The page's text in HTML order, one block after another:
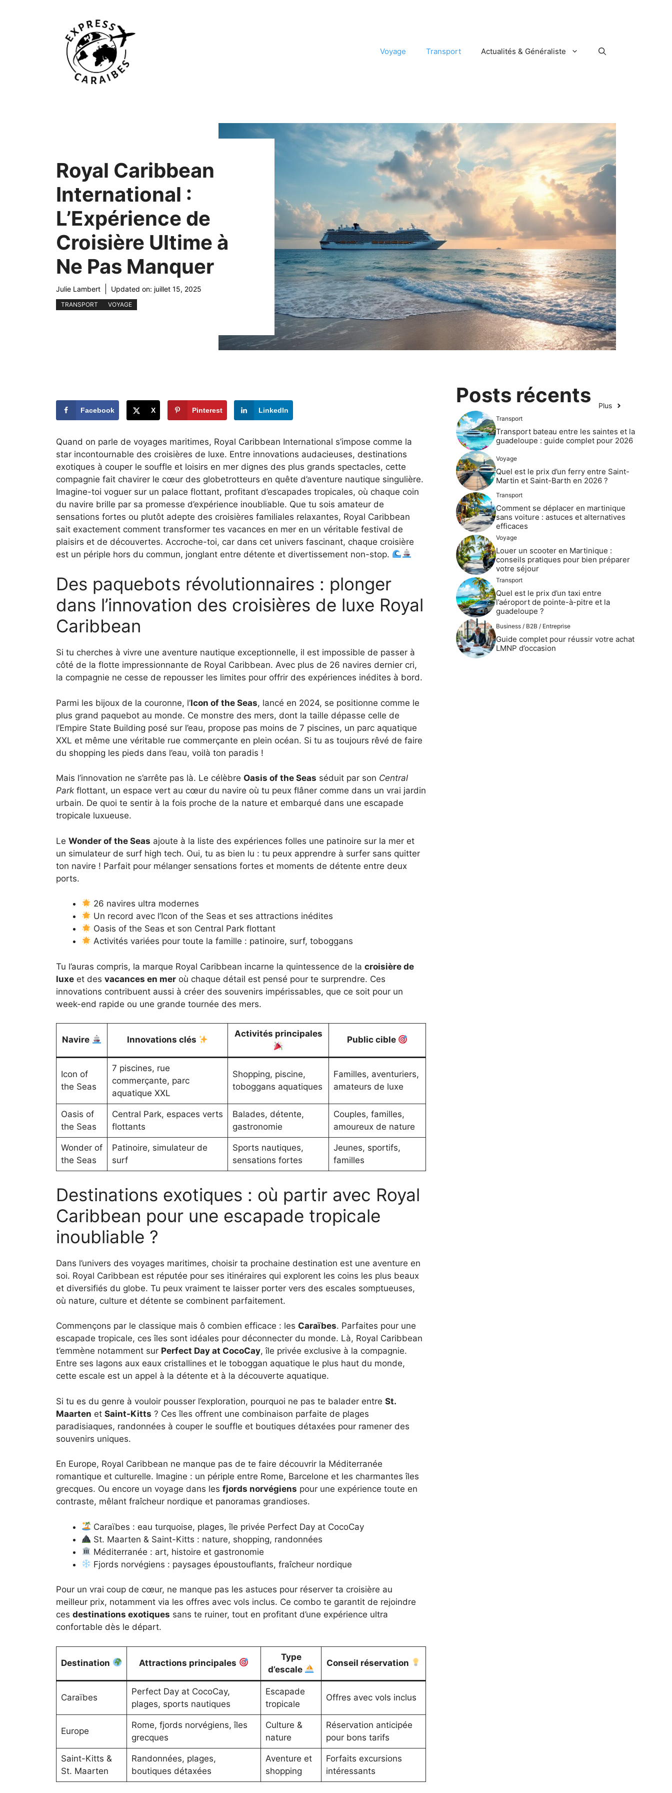
Voyage Transport Actualités & Généraliste
Royal Caribbean
International :
L’Expérience de
Croisière Ultime à
Ne Pas Manquer
Julie Lambert Updated on: juillet 15, 2025
TRANSPORT VOYAGE
Facebook X Pinterest LinkedIn
Quand on parle de voyages maritimes, Royal Caribbean International s’impose comme la
star incontournable des croisières de luxe. Entre innovations audacieuses, destinations
exotiques à couper le souffle et loisirs en mer dignes des plus grands spectacles, cette
compagnie fait chavirer le cœur des globetrotteurs en quête d’aventure nautique singulière.
Imagine-toi voguer sur un palace flottant, profitant d’escapades tropicales, où chaque coin
du navire brille par sa promesse d’expérience inoubliable. Que tu sois amateur de
sensations fortes ou plutôt adepte des croisières familiales relaxantes, Royal Caribbean
sait exactement comment transformer tes vacances en mer en un véritable festival de
plaisirs et de découvertes. Accroche-toi, car dans cet univers fascinant, chaque croisière
est un périple hors du commun, jonglant entre détente et divertissement non-stop.
Des paquebots révolutionnaires : plonger
dans l’innovation des croisières de luxe Royal
Caribbean
Si tu cherches à vivre une aventure nautique exceptionnelle, il est impossible de passer à
côté de la flotte impressionnante de Royal Caribbean. Avec plus de 26 navires dernier cri,
la compagnie ne cesse de repousser les limites pour offrir des expériences inédites à bord.
Parmi les bijoux de la couronne, l’Icon of the Seas, lancé en 2024, se positionne comme le
plus grand paquebot au monde. Ce monstre des mers, dont la taille dépasse celle de
l’Empire State Building posé sur l’eau, propose pas moins de 7 piscines, un parc aquatique
XXL et même une véritable rue commerçante en plein océan. Si tu as toujours rêvé de faire
du shopping les pieds dans l’eau, voilà ton paradis !
Mais l’innovation ne s’arrête pas là. Le célèbre Oasis of the Seas séduit par son Central
Park flottant, un espace vert au cœur du navire où tu peux flâner comme dans un vrai jardin
urbain. De quoi te sentir à la fois proche de la nature et embarqué dans une escapade
tropicale luxueuse.
Le Wonder of the Seas ajoute à la liste des expériences folles une patinoire sur la mer et
un simulateur de surf high tech. Oui, tu as bien lu : tu peux apprendre à surfer sans quitter
ton navire ! Parfait pour mélanger sensations fortes et moments de détente entre deux
ports.
26 navires ultra modernes
Un record avec l’Icon of the Seas et ses attractions inédites
Oasis of the Seas et son Central Park flottant
Activités variées pour toute la famille : patinoire, surf, toboggans
Tu l’auras compris, la marque Royal Caribbean incarne la quintessence de la croisière de
luxe et des vacances en mer où chaque détail est pensé pour te surprendre. Ces
innovations contribuent aussi à créer des souvenirs impérissables, que ce soit pour un
week-end rapide ou une grande tournée des mers.
Navire Innovations clés
Activités principales
Public cible
Icon of
the Seas
7 piscines, rue
commerçante, parc
aquatique XXL
Shopping, piscine,
toboggans aquatiques
Familles, aventuriers,
amateurs de luxe
Oasis of
the Seas
Central Park, espaces verts
flottants
Balades, détente,
gastronomie
Couples, familles,
amoureux de nature
Wonder of
the Seas
Patinoire, simulateur de
surf
Sports nautiques,
sensations fortes
Jeunes, sportifs,
familles
Destinations exotiques : où partir avec Royal
Caribbean pour une escapade tropicale
inoubliable ?
Dans l’univers des voyages maritimes, choisir ta prochaine destination est une aventure en
soi. Royal Caribbean est réputée pour ses itinéraires qui explorent les coins les plus beaux
et diversifiés du globe. Tu peux vraiment te laisser porter vers des escales somptueuses,
où nature, culture et détente se combinent parfaitement.
Commençons par le classique mais ô combien efficace : les Caraïbes. Parfaites pour une
escapade tropicale, ces îles sont idéales pour déconnecter du monde. Là, Royal Caribbean
t’emmène notamment sur Perfect Day at CocoCay, île privée exclusive à la compagnie.
Entre ses lagons aux eaux cristallines et le toboggan aquatique le plus haut du monde,
cette escale est un appel à la détente et à la découverte aquatique.
Si tu es du genre à vouloir pousser l’exploration, pourquoi ne pas te balader entre St.
Maarten et Saint-Kitts ? Ces îles offrent une combinaison parfaite de plages
paradisiaques, randonnées à couper le souffle et boutiques détaxées pour ramener des
souvenirs uniques.
En Europe, Royal Caribbean ne manque pas de te faire découvrir la Méditerranée
romantique et culturelle. Imagine : un périple entre Rome, Barcelone et les charmantes îles
grecques. Ou encore un voyage dans les fjords norvégiens pour une expérience toute en
contraste, mêlant fraîcheur nordique et panoramas grandioses.
Caraïbes : eau turquoise, plages, île privée Perfect Day at CocoCay
St. Maarten & Saint-Kitts : nature, shopping, randonnées
Méditerranée : art, histoire et gastronomie
Fjords norvégiens : paysages époustouflants, fraîcheur nordique
Pour un vrai coup de cœur, ne manque pas les astuces pour réserver ta croisière au
meilleur prix, notamment via les offres avec vols inclus. Ce combo te garantit de rejoindre
ces destinations exotiques sans te ruiner, tout en profitant d’une expérience ultra
confortable dès le départ.
Destination Attractions principales
Type
d’escale
Conseil réservation
Caraïbes
Perfect Day at CocoCay,
plages, sports nautiques
Escapade
tropicale
Offres avec vols inclus
Europe
Rome, fjords norvégiens, îles
grecques
Culture &
nature
Réservation anticipée
pour bons tarifs
Saint-Kitts &
St. Maarten
Randonnées, plages,
boutiques détaxées
Aventure et
shopping
Forfaits excursions
intéressants
Posts récents Plus
Transport
Transport bateau entre les saintes et la
guadeloupe : guide complet pour 2026
Voyage
Quel est le prix d’un ferry entre Saint-
Martin et Saint-Barth en 2026 ?
Transport
Comment se déplacer en martinique
sans voiture : astuces et alternatives
efficaces
Voyage
Louer un scooter en Martinique :
conseils pratiques pour bien préparer
votre séjour
Transport
Quel est le prix d’un taxi entre
l’aéroport de pointe-à-pitre et la
guadeloupe ?
Business / B2B / Entreprise
Guide complet pour réussir votre achat
LMNP d’occasion